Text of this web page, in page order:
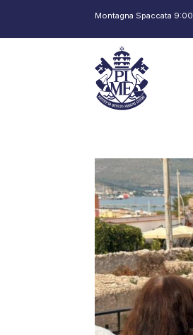
Montagna Spaccata